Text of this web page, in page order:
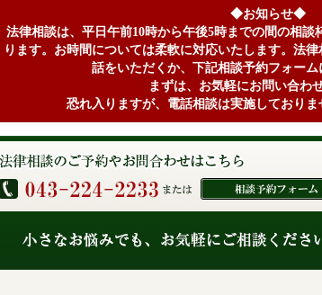
◆お知らせ◆
法律相談は、平日午前10時から午後5時までの間の相談
ります。お時間については柔軟に対応いたします。法
話をいただくか、下記相談予約フォーム
まずは、お気軽にお問い合わ
恐れ入りますが、電話相談は実施しておりま